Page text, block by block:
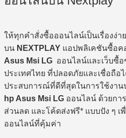
ให้ทุกคำสั่งซื้อออนไลน์เป็นเรื่องง่
บน NEXTPLAY แอปพลิเคชันซื้อค
Asus Msi LG ออนไลน์และเว็บซื้
ประเทศไทย ที่ปลอดภัยและเชื่อถือ
ประสบการณ์ที่ดีที่สุดในการใช้งา
hp Asus Msi LG ออนไลน์ ด้วยกา
ส่วนลด และโค้ดส่งฟรี* แบบปัง ๆ เ
ออนไลน์ที่คุ้มค่า